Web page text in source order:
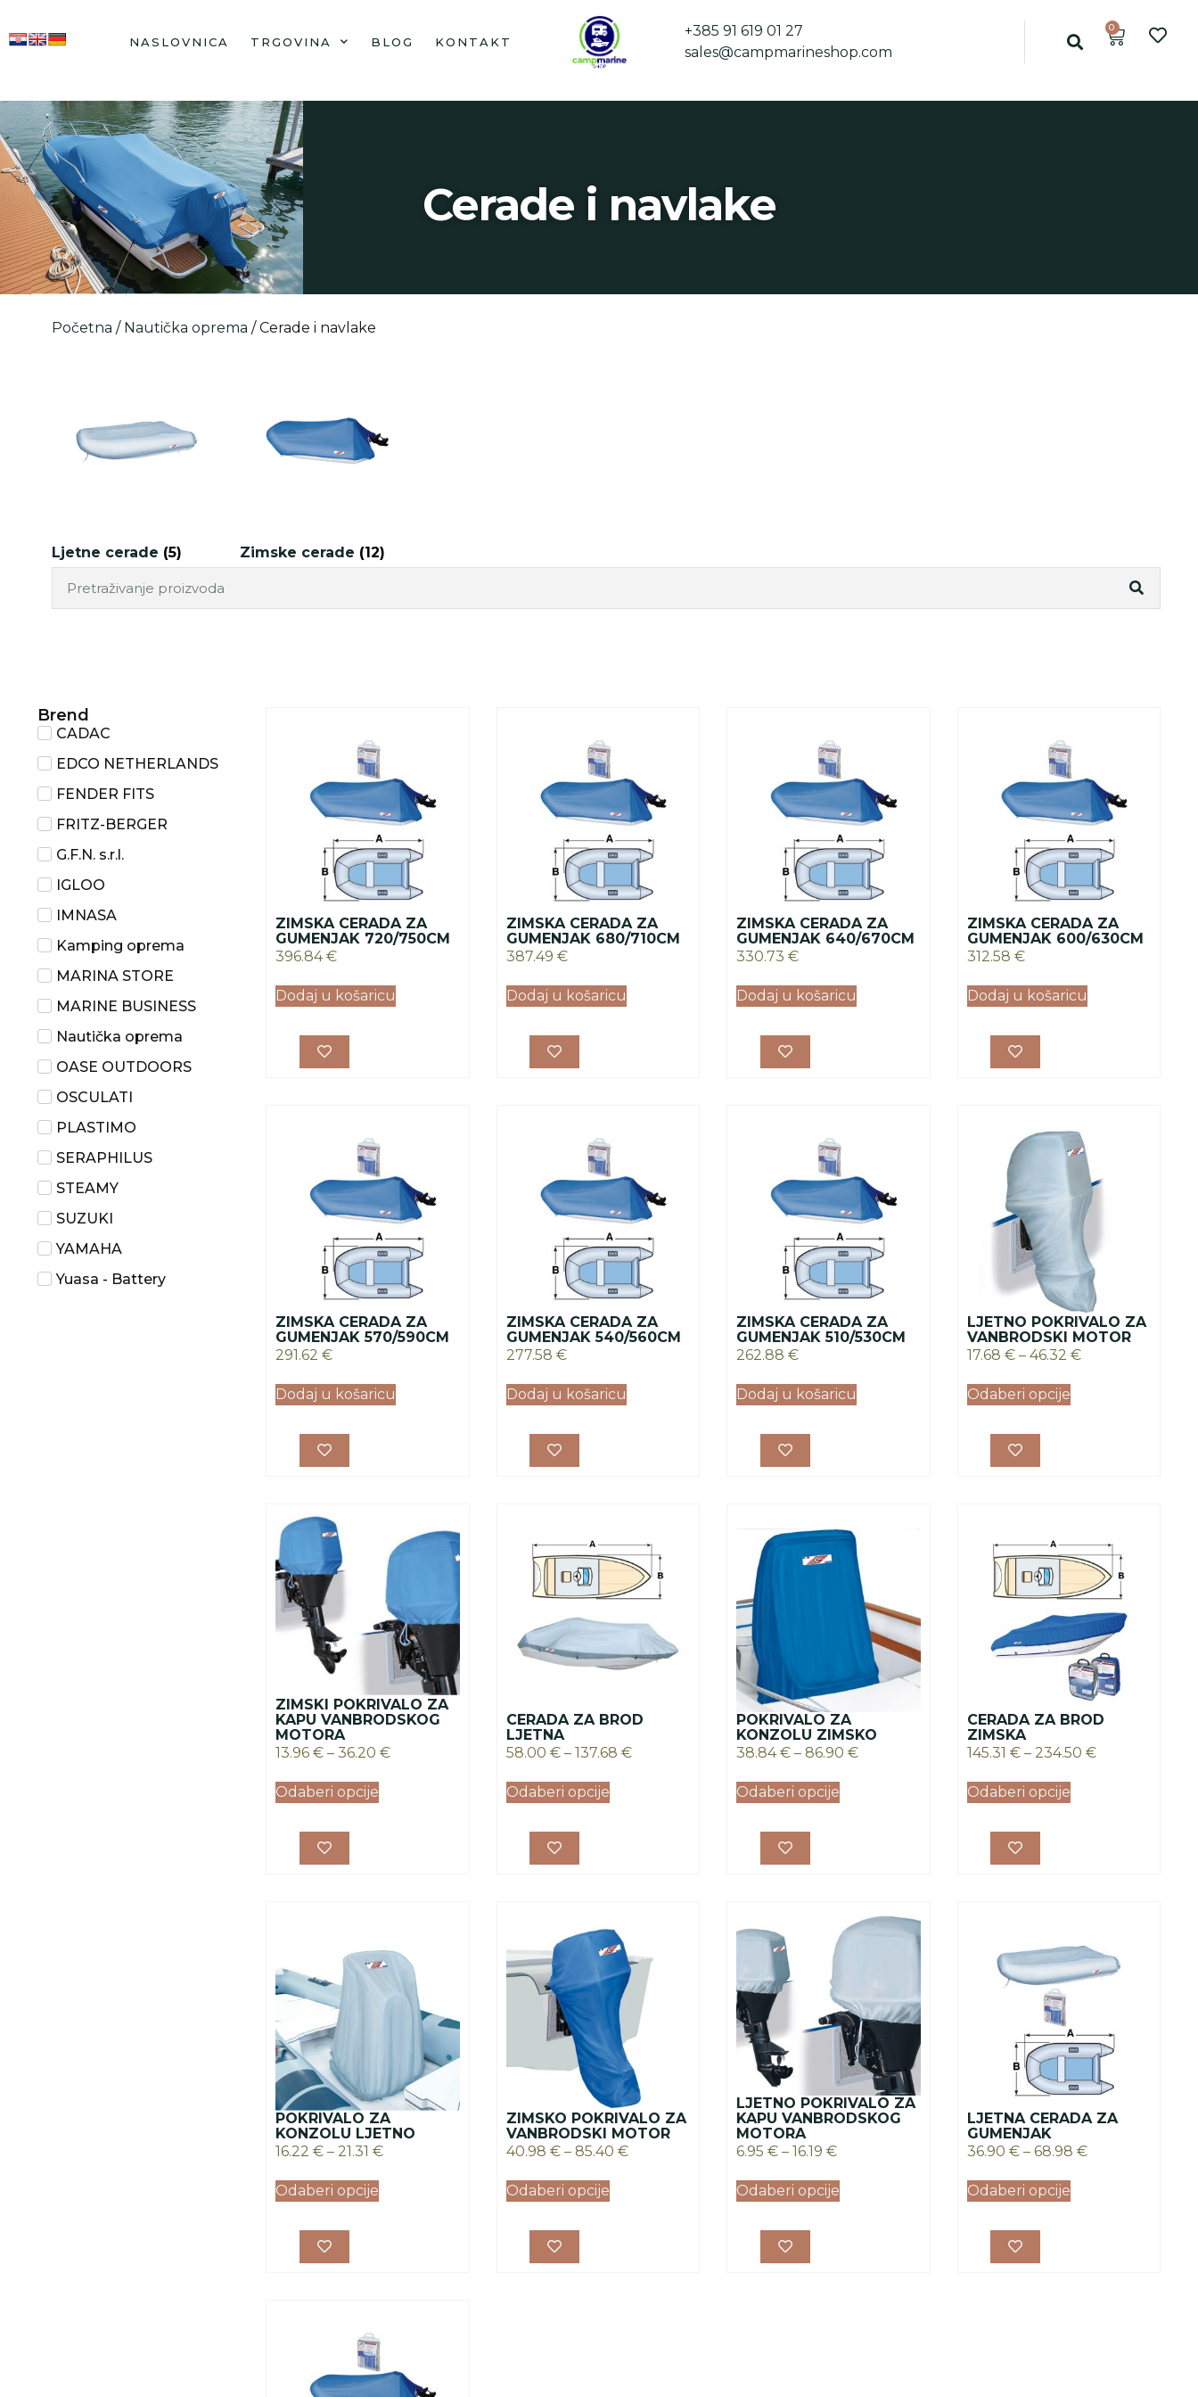
NASLOVNICA TRGOVINA BLOG KONTAKT
+385 91 619 01 27
sales@campmarineshop.com
0
Cerade i navlake
Početna / Nautička oprema / Cerade i navlake
Ljetne cerade (5) Zimske cerade (12)
Brend
CADAC
EDCO NETHERLANDS
FENDER FITS
FRITZ-BERGER
G.F.N. s.r.l.
IGLOO
IMNASA
Kamping oprema
MARINA STORE
MARINE BUSINESS
Nautička oprema
OASE OUTDOORS
OSCULATI
PLASTIMO
SERAPHILUS
STEAMY
SUZUKI
YAMAHA
Yuasa - Battery
ZIMSKA CERADA ZA
GUMENJAK 720/750CM
396.84€
Dodaj u košaricu
ZIMSKA CERADA ZA
GUMENJAK 680/710CM
387.49 €
Dodaj u košaricu
ZIMSKA CERADA ZA
GUMENJAK 640/670CM
330.73 €
Dodaj u košaricu
ZIMSKA CERADA ZA
GUMENJAK 600/630CM
312.58 €
Dodaj u košaricu
ZIMSKA CERADA ZA
GUMENJAK 570/590CM
291.62 €
Dodaj u košaricu
ZIMSKA CERADA ZA
GUMENJAK 540/560CM
277.58 €
Dodaj u košaricu
ZIMSKA CERADA ZA
GUMENJAK 510/530CM
262.88 €
Dodaj u košaricu
LJETNO POKRIVALO ZA
VANBRODSKI MOTOR
17.68 € – 46.32 €
Odaberi opcije
ZIMSKI POKRIVALO ZA
KAPU VANBRODSKOG
MOTORA
13.96 € – 36.20 €
Odaberi opcije
CERADA ZA BROD
LJETNA
58.00 € – 137.68 €
Odaberi opcije
POKRIVALO ZA
KONZOLU ZIMSKO
38.84€ – 86.90 €
Odaberi opcije
CERADA ZA BROD
ZIMSKA
145.31 € – 234.50 €
Odaberi opcije
POKRIVALO ZA
KONZOLU LJETNO
16.22 € – 21.31 €
Odaberi opcije
ZIMSKO POKRIVALO ZA
VANBRODSKI MOTOR
40.98 € – 85.40 €
Odaberi opcije
LJETNO POKRIVALO ZA
KAPU VANBRODSKOG
MOTORA
6.95 € – 16.19 €
Odaberi opcije
LJETNA CERADA ZA
GUMENJAK
36.90 € – 68.98 €
Odaberi opcije